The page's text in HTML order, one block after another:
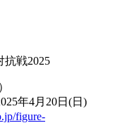
抗戦2025
年4月20日(日)
figure-